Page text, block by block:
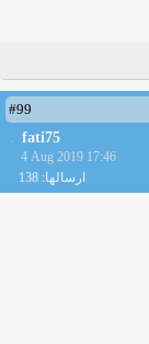
#99
fati75
4 Aug 2019 17:46
ارسالها: 138